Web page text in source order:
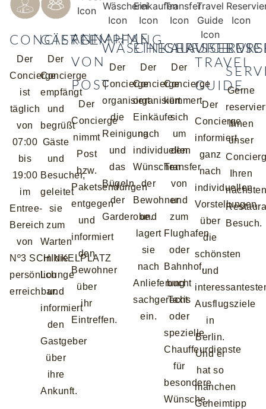
CONCIERGE
Der
Concierge
ist
täglich
von
07:00
bis
19:00
im
Entree-
Bereich
von
Nº3 SCHINKELPLATZ
persönlich
erreichbar.
GÄSTEEMPFANG
Der
Concierge
empfängt
und
begrüßt
Gäste
und
Besucher,
geleitet
sie
zum
Warten
in die
Lounge
und
informiert
den
Gastgeber
über
ihre
Ankunft.
ANNAHME
VON
POST
Der
Concierge
nimmt
Post
bzw.
Paketsendungen
entgegen
und
informiert
den
Bewohner
über
ihr
Eintreffen.
WÄSCHESERVICE
Der
Concierge
organisiert
die
Reinigung
und
das
Bügeln
der
Garderobe.
Der
Concierge
organisiert
Einkäufe
nach
individuellen
Wünschen
der
Bewohner
und
lagert
sie
nach
Anlieferung
sachgerecht
ein.
Der
Concierge
kümmert
sich
um
den
Transfer
von
und
zum
Flughafen
oder
Bahnhof,
bucht
Taxis
oder
spezielle
Chauffeurdienste
für
besondere
Wünsche.
TRAVEL
GUIDE
Der
Concierge
informiert
ganz
nach
individuellen
Vorstellungen
über
die
schönsten
und
Ausflugsziele
in
Berlin.
Und er
hat so
manchen
Geheimtipp
Gerne
Ihnen
unser
Ihren
nächsten
Besuch.